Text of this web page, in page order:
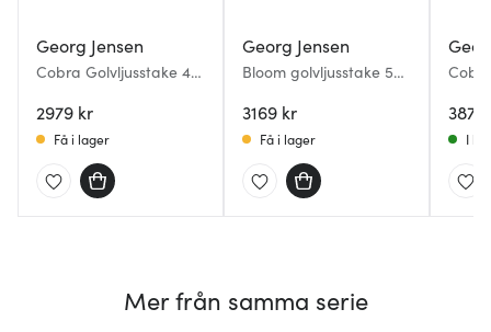
Georg Jensen
Cobra Golvljusstake 40
2979 kr
Få i lager
Georg Jensen
Bloom golvljusstake 50
3169 kr
Få i lager
3879
I
Mer från samma serie